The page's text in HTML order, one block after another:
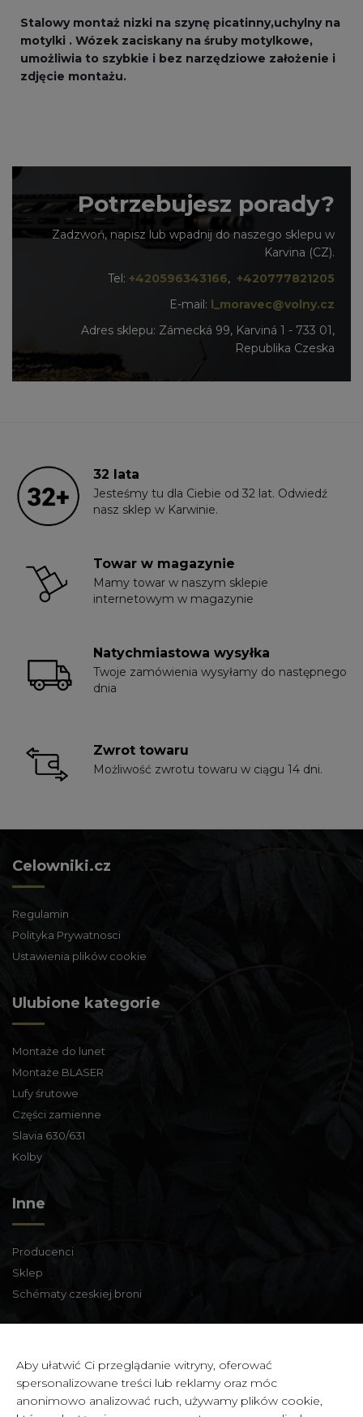
Stalowy montaż nizki na szynę picatinny,uchylny na
motylki . Wózek zaciskany na śruby motylkowe,
umożliwia to szybkie i bez narzędziowe założenie i
zdjęcie montażu.
Potrzebujesz porady?
Zadzwoń, napisz lub wpadnij do naszego sklepu w
Karvina (CZ).
Tel: +420596343166, +420777821205
E-mail: l_moravec@volny.cz
Adres sklepu: Zámecká 99, Karviná 1 - 733 01,
Republika Czeska
32 lata
Jesteśmy tu dla Ciebie od 32 lat. Odwiedź
nasz sklep w Karwinie.
Towar w magazynie
Mamy towar w naszym sklepie
internetowym w magazynie
Natychmiastowa wysyłka
Twoje zamówienia wysyłamy do następnego
dnia
Zwrot towaru
Możliwość zwrotu towaru w ciągu 14 dni.
Celowniki.cz
Regulamin
Polityka Prywatnosci
Ustawienia plików cookie
Ulubione kategorie
Montaże do lunet
Montaże BLASER
Lufy śrutowe
Części zamienne
Slavia 630/631
Kolby
Inne
Producenci
Sklep
Schématy czeskiej broni
Zbraně a střelivo Karviná
Zámecká 99,
Aby ułatwić Ci przeglądanie witryny, oferować
spersonalizowane treści lub reklamy oraz móc
anonimowo analizować ruch, używamy plików cookie,